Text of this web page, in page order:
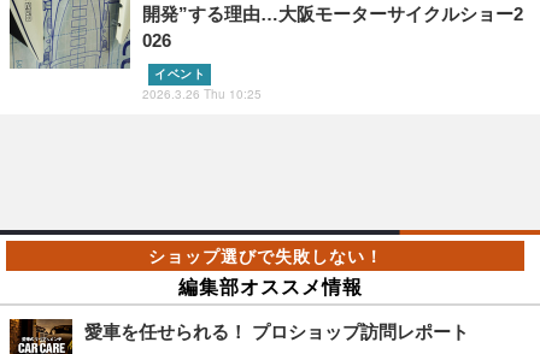
開発”する理由…大阪モーターサイクルショー2
026
イベント
2026.3.26 Thu 10:25
編集部オススメ情報
愛車を任せられる！ プロショップ訪問レポート